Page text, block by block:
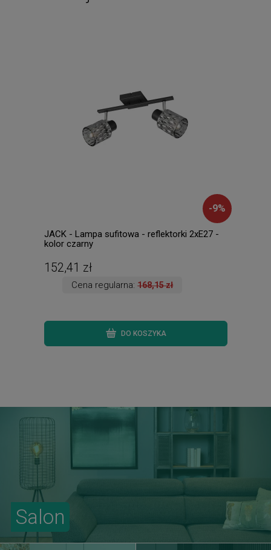
-9%
JACK - Lampa sufitowa - reflektorki 2xE27 -
kolor czarny
152,41 zł
Cena regularna:168,15 zł
DO KOSZYKA
Salon